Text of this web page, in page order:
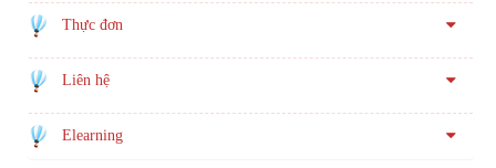
Thực đơn
Liên hệ
Elearning